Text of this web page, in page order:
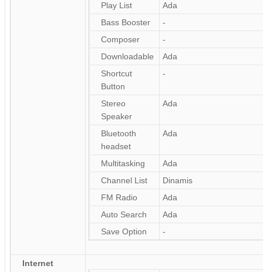
Play List
Ada
Bass Booster
-
Composer
-
Downloadable
Ada
Shortcut
Button
-
Stereo
Speaker
Ada
Bluetooth
headset
Ada
Multitasking
Ada
Channel List
Dinamis
FM Radio
Ada
Auto Search
Ada
Save Option
-
Internet